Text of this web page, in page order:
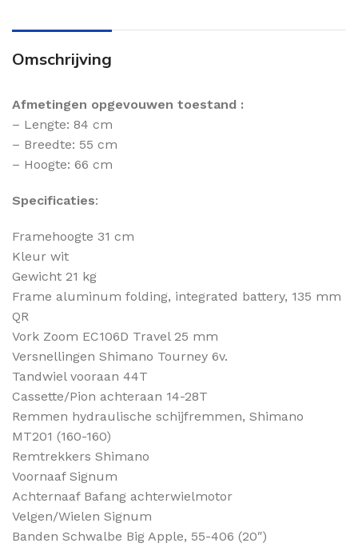
Omschrijving
Afmetingen opgevouwen toestand :
– Lengte: 84 cm
– Breedte: 55 cm
– Hoogte: 66 cm
Specificaties:
Framehoogte 31 cm
Kleur wit
Gewicht 21 kg
Frame aluminum folding, integrated battery, 135 mm
QR
Vork Zoom EC106D Travel 25 mm
Versnellingen Shimano Tourney 6v.
Tandwiel vooraan 44T
Cassette/Pion achteraan 14-28T
Remmen hydraulische schijfremmen, Shimano
MT201 (160-160)
Remtrekkers Shimano
Voornaaf Signum
Achternaaf Bafang achterwielmotor
Velgen/Wielen Signum
Banden Schwalbe Big Apple, 55-406 (20″)